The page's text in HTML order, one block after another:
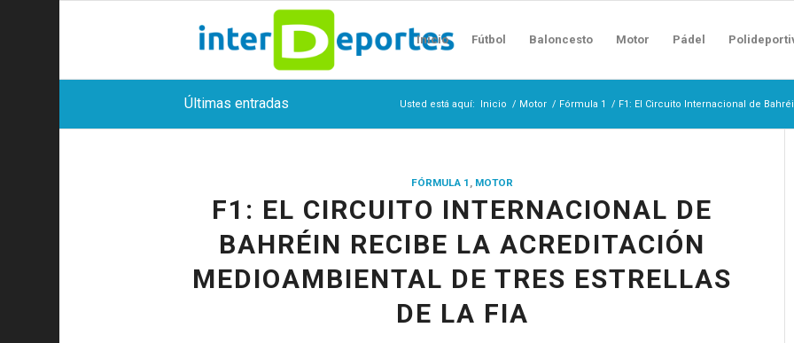
Inicio Fútbol Baloncesto Motor Pádel
Últimas entradas Usted está aquí: Inicio / Motor / Fórmula 1 / F1: El Circuito Internacional de
FÓRMULA 1 , MOTOR
F1: EL CIRCUITO INTERNACIONAL DE
BAHRÉIN RECIBE LA ACREDITACIÓN
MEDIOAMBIENTAL DE TRES ESTRELLAS
DE LA FIA